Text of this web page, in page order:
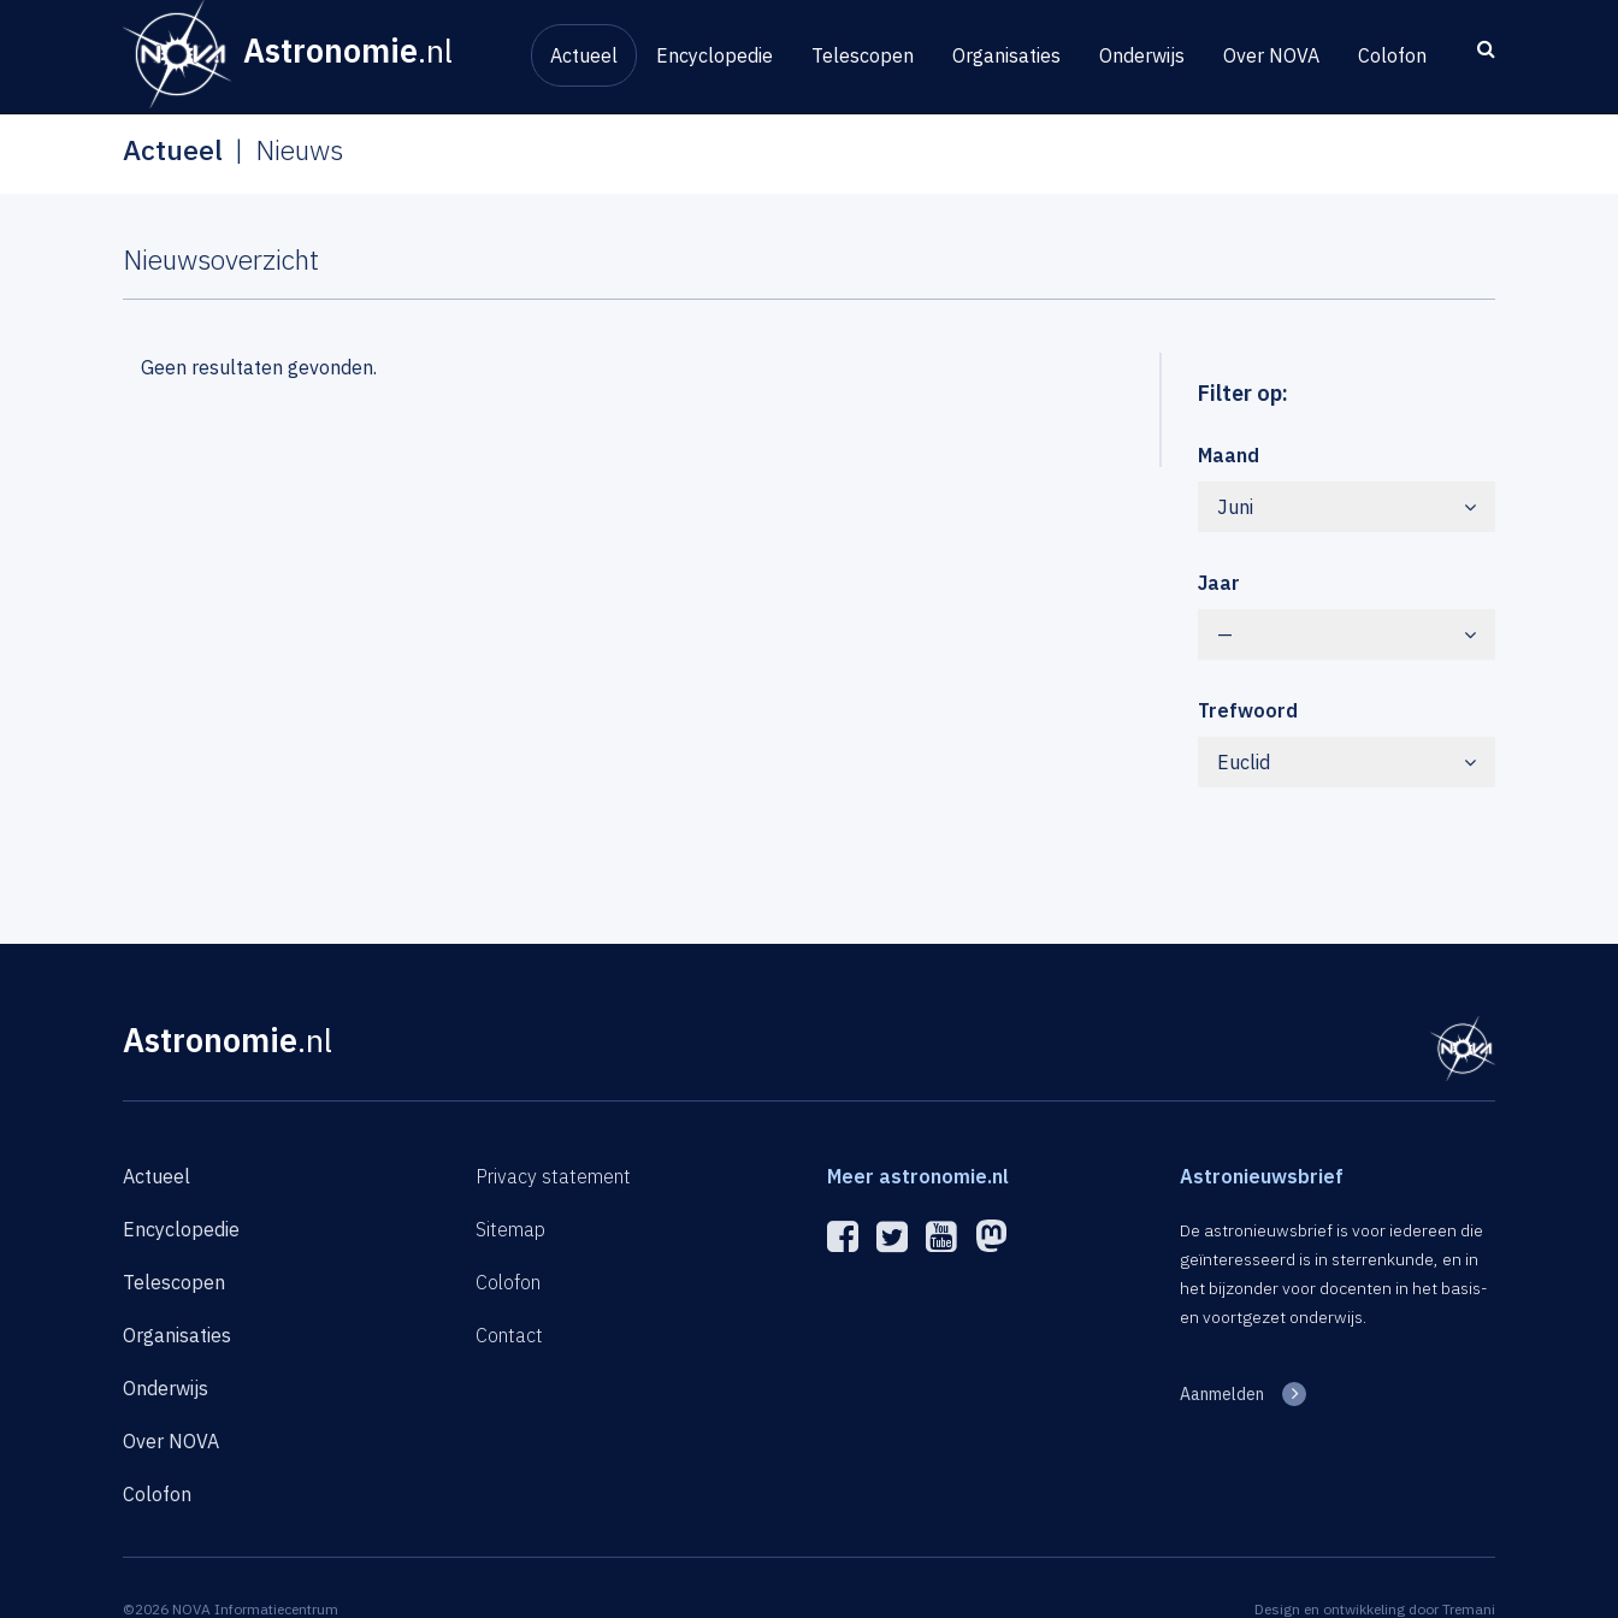
Astronomie.nl Actueel Encyclopedie Telescopen Organisaties Onderwijs Over NOVA Colofon
Actueel Nieuws
Nieuwsoverzicht
Filter op:
Maand
Juni
Jaar
—
Trefwoord
Euclid
Geen resultaten gevonden.
Astronomie.nl
Actueel
Encyclopedie
Telescopen
Organisaties
Onderwijs
Over NOVA
Colofon
Privacy statement
Sitemap
Colofon
Contact
Meer astronomie.nl Astronieuwsbrief
De astronieuwsbrief is voor iedereen die
geïnteresseerd is in sterrenkunde, en in
het bijzonder voor docenten in het basis-
en voortgezet onderwijs.
Aanmelden
©2026 NOVA Informatiecentrum Design en ontwikkeling door Tremani